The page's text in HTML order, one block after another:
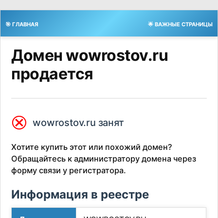
🎯 ГЛАВНАЯ 🌟 ВАЖНЫЕ СТРАНИЦЫ
Домен wowrostov.ru
продается
⮿ wowrostov.ru занят
Хотите купить этот или похожий домен?
Обращайтесь к администратору домена через
форму связи у регистратора.
Информация в реестре